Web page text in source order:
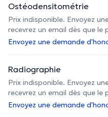
Ostéodensitométrie
Prix indisponible. Envoyez
recevrez un email dès que le
Envoyez une demande
Radiographie
Prix indisponible. Envoyez
recevrez un email dès que le
Envoyez une demande